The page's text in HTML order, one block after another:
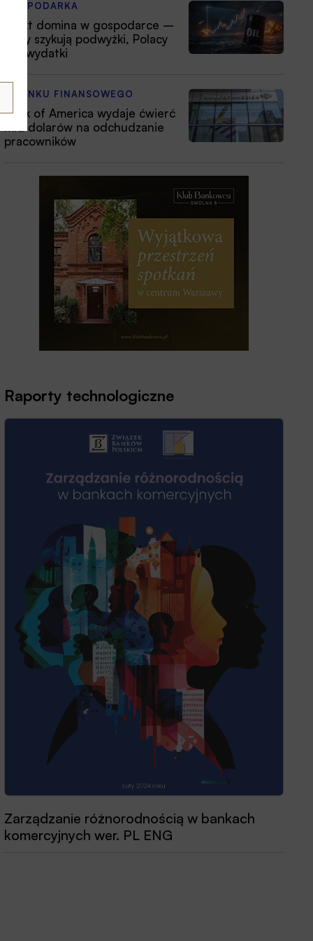
GOSPODARKA
Efekt domina w gospodarce –
firmy szykują podwyżki, Polacy
tną wydatki
Z RYNKU FINANSOWEGO
Bank of America wydaje ćwierć
mld dolarów na odchudzanie
pracowników
Raporty technologiczne
Zarządzanie różnorodnością w bankach
komercyjnych wer. PL ENG